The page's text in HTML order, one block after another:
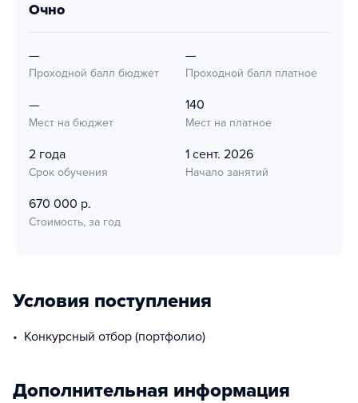
очно
—
Проходной балл бюджет
—
Проходной балл платное
—
Мест на бюджет
140
Мест на платное
2 года
Срок обучения
1 сент. 2026
Начало занятий
670 000 р.
Стоимость, за год
Условия поступления
Конкурсный отбор (портфолио)
Дополнительная информация